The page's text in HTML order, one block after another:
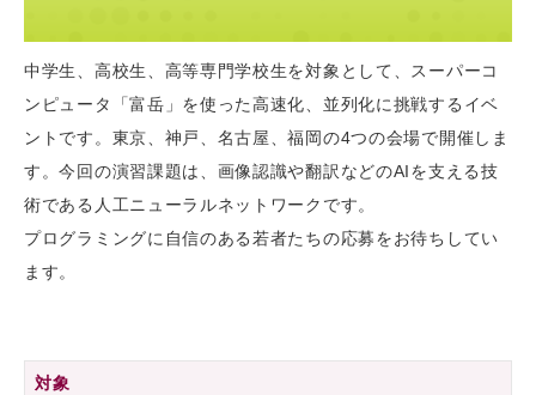
中学生、高校生、高等専門学校生を対象として、スーパーコ
ンピュータ「富岳」を使った高速化、並列化に挑戦するイベ
ントです。東京、神戸、名古屋、福岡の4つの会場で開催しま
す。今回の演習課題は、画像認識や翻訳などのAIを支える技
術である人工ニューラルネットワークです。
プログラミングに自信のある若者たちの応募をお待ちしてい
ます。
対象